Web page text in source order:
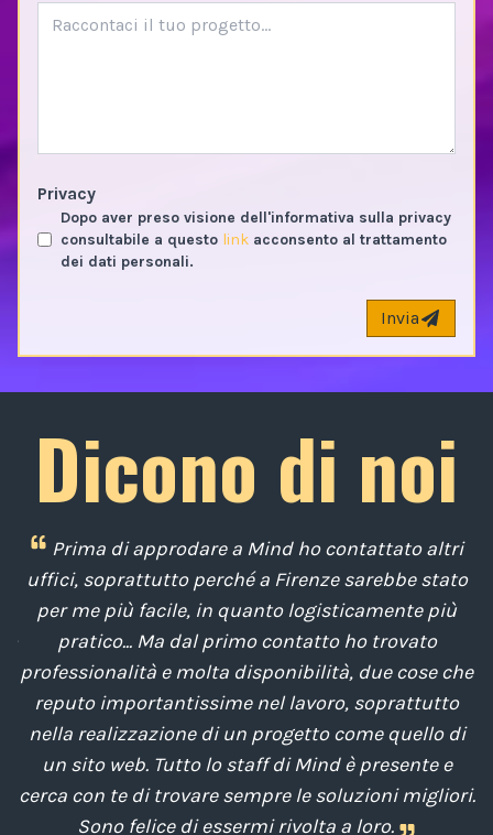
Privacy
Dopo aver preso visione dell'informativa sulla privacy
consultabile a questo link acconsento al trattamento
dei dati personali.
Invia
Dicono di noi
Prima di approdare a Mind ho contattato altri
uffici, soprattutto perché a Firenze sarebbe stato
per me più facile, in quanto logisticamente più
pratico... Ma dal primo contatto ho trovato
professionalità e molta disponibilità, due cose che
reputo importantissime nel lavoro, soprattutto
nella realizzazione di un progetto come quello di
un sito web. Tutto lo staff di Mind è presente e
cerca con te di trovare sempre le soluzioni migliori.
Sono felice di essermi rivolta a loro.